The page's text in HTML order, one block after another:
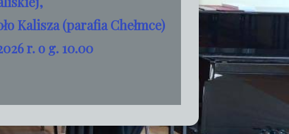
Kalisza (parafia Chełmce)
r. o g. 10.00